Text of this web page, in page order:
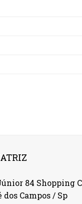
84 Shopping
dos Campos / Sp